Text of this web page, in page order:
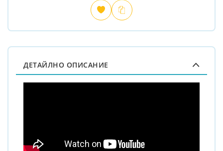
Добави
любими
Сравни
ДЕТАЙЛНО ОПИСАНИЕ